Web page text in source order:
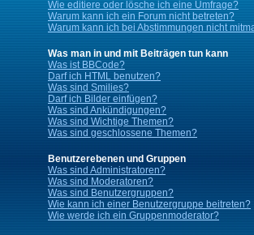
Wie editiere oder lösche ich eine Umfrage?
Warum kann ich ein Forum nicht betreten?
Warum kann ich bei Abstimmungen nicht
Was man in und mit Beiträgen tun kann
Was ist BBCode?
Darf ich HTML benutzen?
Was sind Smilies?
Darf ich Bilder einfügen?
Was sind Ankündigungen?
Was sind Wichtige Themen?
Was sind geschlossene Themen?
Benutzerebenen und Gruppen
Was sind Administratoren?
Was sind Moderatoren?
Was sind Benutzergruppen?
Wie kann ich einer Benutzergruppe beitreten?
Wie werde ich ein Gruppenmoderator?